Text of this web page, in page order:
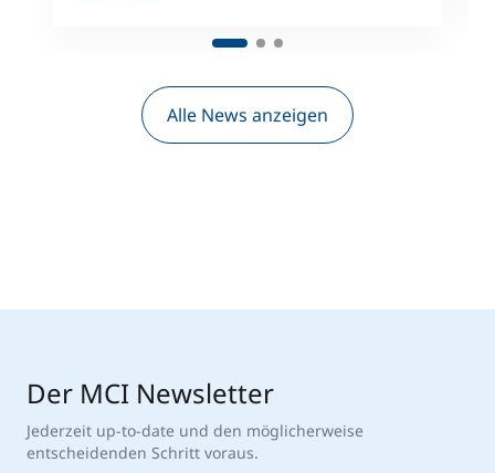
Alle News anzeigen
Der MCI Newsletter
Jederzeit up-to-date und den möglicherweise
entscheidenden Schritt voraus.